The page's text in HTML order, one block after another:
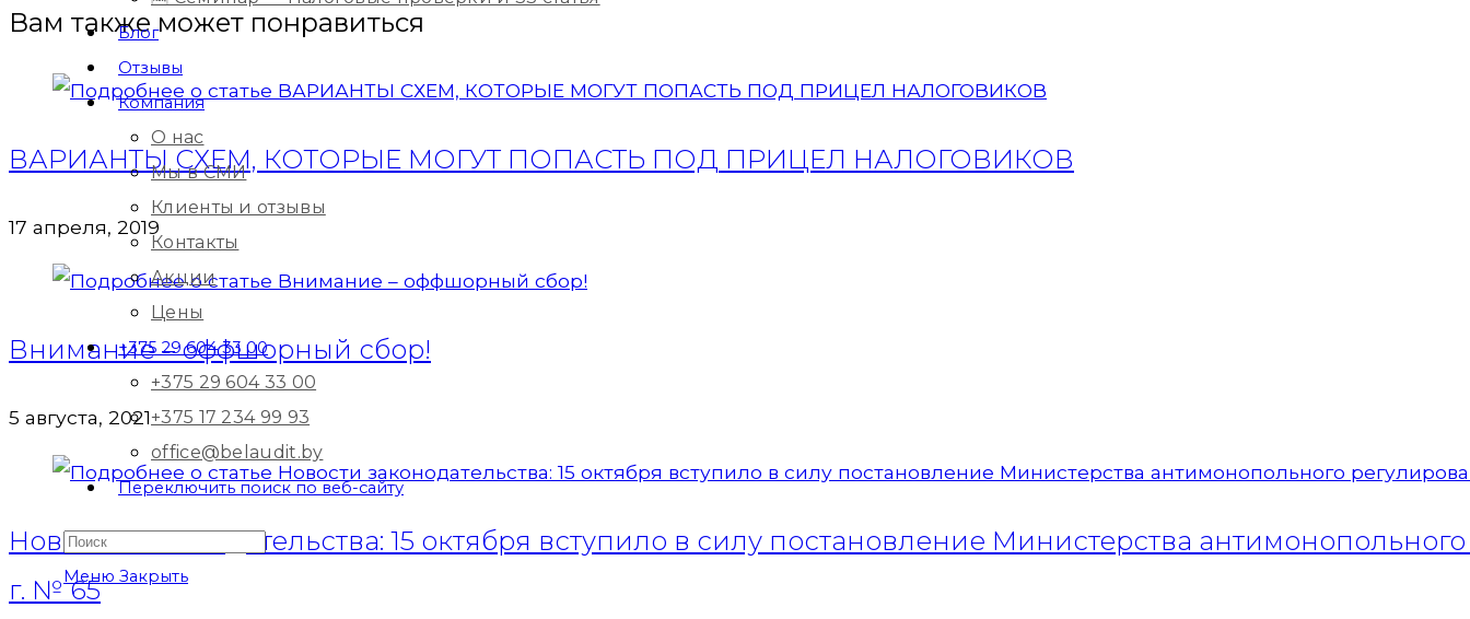
Блог
Отзывы
Компания
О нас
Мы в СМИ
Клиенты и отзывы
Контакты
Акции
Цены
+375 29 604 33 00
+375 29 604 33 00
+375 17 234 99 93
office@belaudit.by
Переключить поиск по веб-сайту
Меню Закрыть
Вам также может понравиться
ВАРИАНТЫ СХЕМ, КОТОРЫЕ МОГУТ ПОПАСТЬ ПОД ПРИЦЕЛ НАЛОГОВИКОВ
17 апреля, 2019
Внимание – оффшорный сбор!
5 августа, 2021
Новости законодательства: 15 октября вступило в силу постановление Министерства
г. № 65